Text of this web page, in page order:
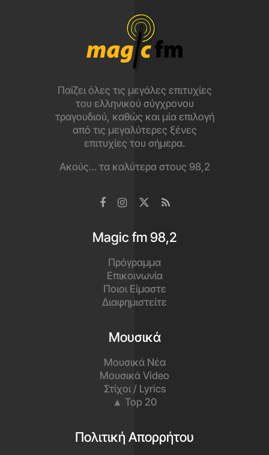
Παίζει όλες τις μεγάλες επιτυχίες
του ελληνικού σύγχρονου
τραγουδιού, καθώς και μία επιλογή
από τις μεγαλύτερες ξένες
επιτυχίες του σήμερα.
Ακούς… τα καλύτερα στους 98,2
Magic fm 98,2
Πρόγραμμα
Επικοινωνία
Ποιοι Είμαστε
Διαφημιστείτε
Μουσικά
Μουσικά Νέα
Μουσικά Video
Στίχοι / Lyrics
▲ Top 20
Πολιτική Απορρήτου